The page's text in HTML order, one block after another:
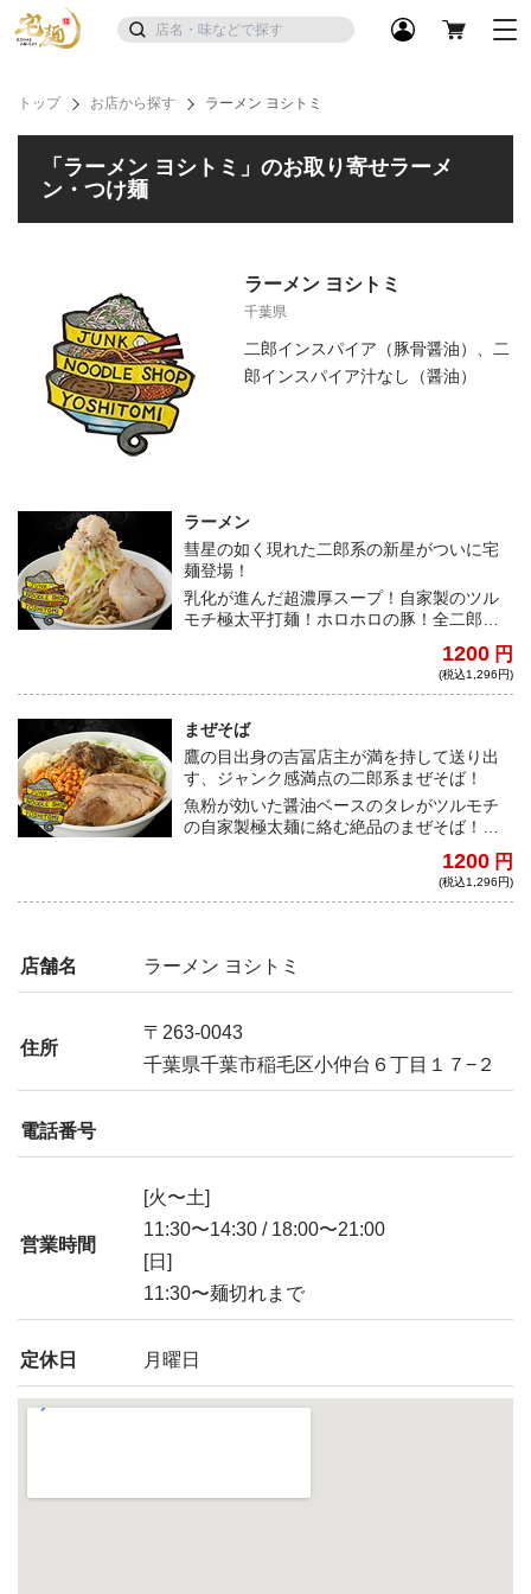
トップ お店から探す ラーメン ヨシトミ
「ラーメン ヨシトミ」のお取り寄せラーメ
ン・つけ麺
ラーメン ヨシトミ
千葉県
二郎インスパイア（豚骨醤油）、二
郎インスパイア汁なし（醤油）
ラーメン
彗星の如く現れた二郎系の新星がついに宅
麺登場！
乳化が進んだ超濃厚スープ！自家製のツル
モチ極太平打麺！ホロホロの豚！全二郎系
1200 円
(税込1,296円)
まぜそば
鷹の目出身の吉冨店主が満を持して送り出
す、ジャンク感満点の二郎系まぜそば！
魚粉が効いた醤油ベースのタレがツルモチ
の自家製極太麺に絡む絶品のまぜそば！ト
1200 円
(税込1,296円)
店舗名 ラーメン ヨシトミ
住所
〒263-0043
千葉県千葉市稲毛区小仲台６丁目１７−２
電話番号
営業時間
[火〜土]
11:30〜14:30 / 18:00〜21:00
[日]
11:30〜麺切れまで
定休日 月曜日